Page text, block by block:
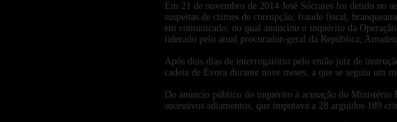
Em 21 de novembro de 2014 José Sócrates foi detido no
suspeitas de crimes de corrupção, fraude fiscal,
em comunicado, no qual anunciou o inquérito da
liderado pelo atual procurador-geral da República,
Após dois dias de interrogatório pelo então juiz de
cadeia de Évora durante nove meses, a que se seguiu um
Do anúncio público do inquérito à acusação do Ministério
sucessivos adiamentos, que imputava a 28 arguidos 189